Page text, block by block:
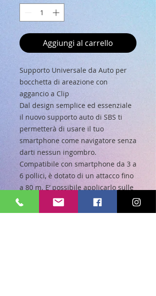
Aggiungi al carrello
Supporto Universale da Auto per
bocchetta di areazione con
aggancio a Clip
Dal design semplice ed essenziale
il nuovo supporto auto di SBS ti
permetterà di usare il tuo
smartphone come navigatore senza
darti nessun ingombro.
Compatibile con smartphone da 3 a
6 pollici, è dotato di un attacco fino
a 80 m. E’ possibile applicarlo sulle
ventole dell’aria. È in grado di
compiere una rotazione di 360° per